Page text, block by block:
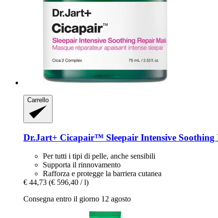
Carrello
Dr.Jart+ Cicapair™ Sleepair Intensive Soothing
Per tutti i tipi di pelle, anche sensibili
Supporta il rinnovamento
Rafforza e protegge la barriera cutanea
€ 44,73 (€ 596,40 / l)
Consegna entro il giorno 12 agosto